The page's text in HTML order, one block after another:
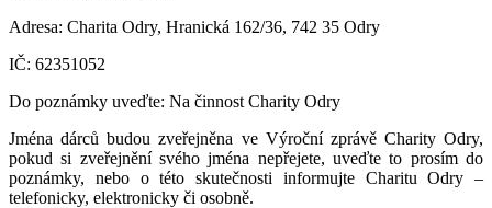
Adresa: Charita Odry, Hranická 162/36, 742 35 Odry
IČ: 62351052
Do poznámky uveďte: Na činnost Charity Odry
Jména dárců budou zveřejněna ve Výroční zprávě Charity Odry,
pokud si zveřejnění svého jména nepřejete, uveďte to prosím do
poznámky, nebo o této skutečnosti informujte Charitu Odry –
telefonicky, elektronicky či osobně.